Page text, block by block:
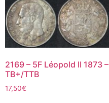
2169 – 5F Léopold II 1873 –
TB+/TTB
17,50€